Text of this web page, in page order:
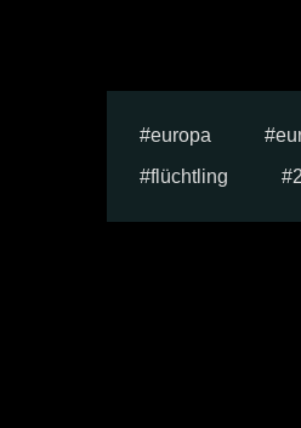
europa
flüchtling